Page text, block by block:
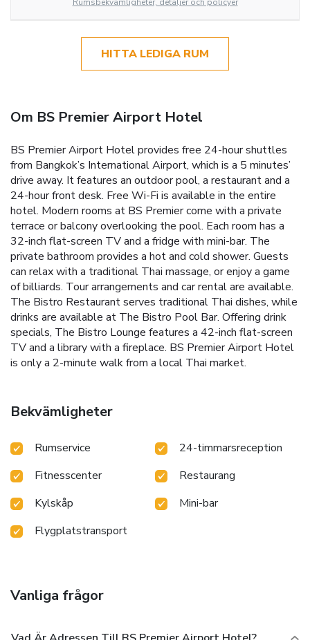
HITTA LEDIGA RUM
Om BS Premier Airport Hotel
BS Premier Airport Hotel provides free 24-hour shuttles
from Bangkok’s International Airport, which is a 5 minutes’
drive away. It features an outdoor pool, a restaurant and a
24-hour front desk. Free Wi-Fi is available in the entire
hotel. Modern rooms at BS Premier come with a private
terrace or balcony overlooking the pool. Each room has a
32-inch flat-screen TV and a fridge with mini-bar. The
private bathroom provides a hot and cold shower. Guests
can relax with a traditional Thai massage, or enjoy a game
of billiards. Tour arrangements and car rental are available.
The Bistro Restaurant serves traditional Thai dishes, while
drinks are available at The Bistro Pool Bar. Offering drink
specials, The Bistro Lounge features a 42-inch flat-screen
TV and a library with a fireplace. BS Premier Airport Hotel
is only a 2-minute walk from a local Thai market.
Bekvämligheter
Rumservice
24-timmarsreception
Fitnesscenter
Restaurang
Kylskåp
Mini-bar
Flygplatstransport
Vanliga frågor